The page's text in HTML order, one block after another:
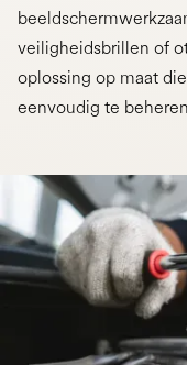
veiligheidsbrillen of
oplossing op maat
eenvoudig te